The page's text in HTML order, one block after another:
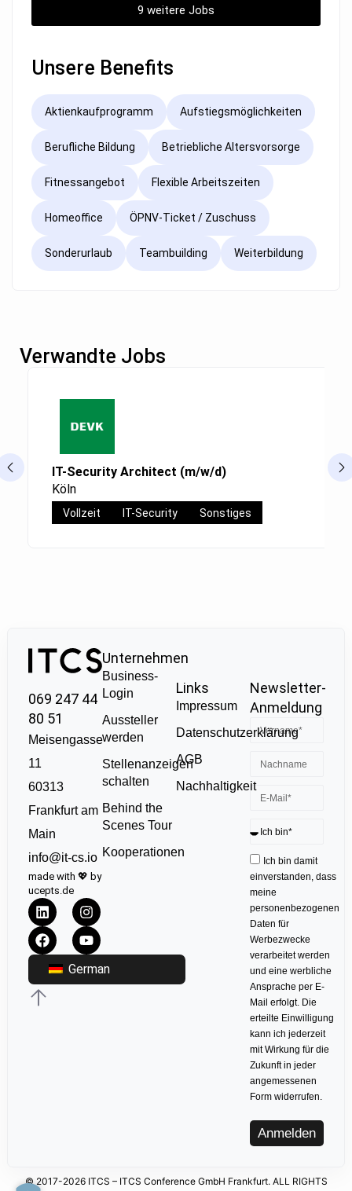
9 weitere Jobs
Unsere Benefits
Aktienkaufprogramm Aufstiegsmöglichkeiten
Berufliche Bildung Betriebliche Altersvorsorge
Fitnessangebot Flexible Arbeitszeiten
Homeoffice ÖPNV-Ticket / Zuschuss
Sonderurlaub Teambuilding Weiterbildung
Verwandte Jobs
IT-Security Architect (m/w/d)
Köln
Vollzeit IT-Security Sonstiges
069 247 44
80 51
Meisengasse
11
60313
Frankfurt am
Main
info@it-cs.io
made with 💖 by
ucepts.de
German
Unternehmen
Business-
Login
Aussteller
werden
Stellenanzeigen
schalten
Behind the
Scenes Tour
Kooperationen
Links
Impressum
Datenschutzerklärung
AGB
Nachhaltigkeit
Newsletter-
Anmeldung
Ich bin damit
einverstanden, dass
meine
personenbezogenen
Daten für
Werbezwecke
verarbeitet werden
und eine werbliche
Ansprache per E-
Mail erfolgt. Die
erteilte Einwilligung
kann ich jederzeit
mit Wirkung für die
Zukunft in jeder
angemessenen
Form widerrufen.
Anmelden
© 2017-2026 ITCS – ITCS Conference GmbH Frankfurt. ALL RIGHTS